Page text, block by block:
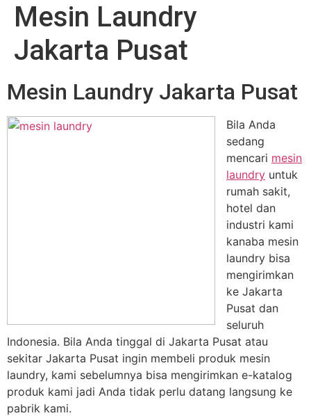
Mesin Laundry
Jakarta Pusat
Mesin Laundry Jakarta Pusat
Bila Anda
sedang
mencari mesin
laundry untuk
rumah sakit,
hotel dan
industri kami
kanaba mesin
laundry bisa
mengirimkan
ke Jakarta
Pusat dan
seluruh
Indonesia. Bila Anda tinggal di Jakarta Pusat atau
sekitar Jakarta Pusat ingin membeli produk mesin
laundry, kami sebelumnya bisa mengirimkan e-katalog
produk kami jadi Anda tidak perlu datang langsung ke
pabrik kami.